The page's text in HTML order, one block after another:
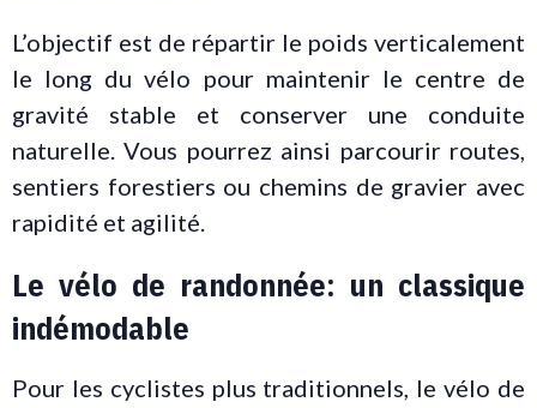
L’objectif est de répartir le poids verticalement
le long du vélo pour maintenir le centre de
gravité stable et conserver une conduite
naturelle. Vous pourrez ainsi parcourir routes,
sentiers forestiers ou chemins de gravier avec
rapidité et agilité.
Le vélo de randonnée: un classique
indémodable
Pour les cyclistes plus traditionnels, le vélo de